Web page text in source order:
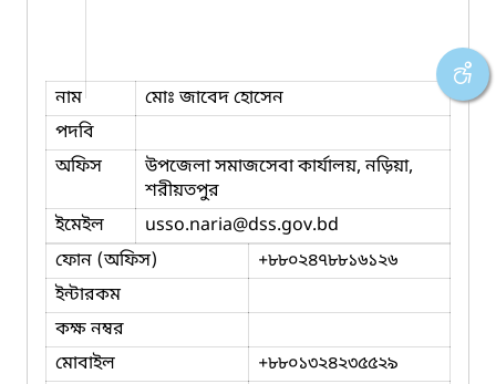
নাম
মোঃ জাবেদ হোসেন
পদবি
অফিস
উপজেলা সমাজসেবা কার্যালয়, নড়িয়া,
শরীয়তপুর
ইমেইল
usso.naria@dss.gov.bd
ফোন (অফিস)
+৮৮০২৪৭৮৮১৬১২৬
ইন্টারকম
কক্ষ নম্বর
মোবাইল
+৮৮০১৩২৪২৩৫৫২৯